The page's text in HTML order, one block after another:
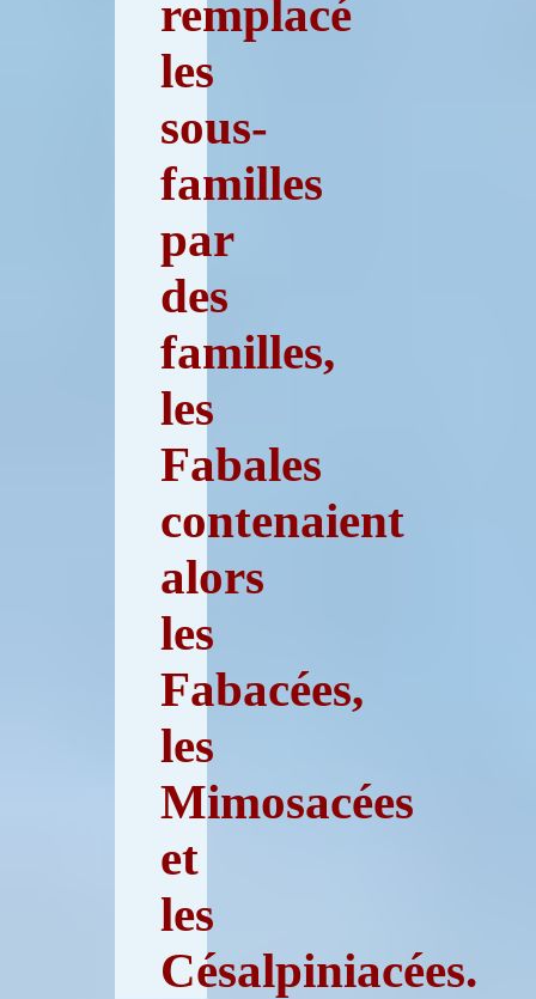
remplacé
les
sous-
familles
par
des
familles,
les
Fabales
contenaient
alors
les
Fabacées,
les
Mimosacées
et
les
Césalpiniacées.